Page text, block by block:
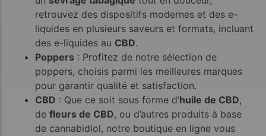
retrouvez des dispositifs modernes et des e-
liquides en plusieurs saveurs et formats, incluant
des e-liquides au CBD.
Poppers : Profitez de notre sélection de
poppers, choisis parmi les meilleures marques
pour garantir qualité et satisfaction.
CBD : Que ce soit sous forme d’huile de CBD,
de fleurs de CBD, ou d’autres produits à base
de cannabidiol, notre boutique en ligne vous